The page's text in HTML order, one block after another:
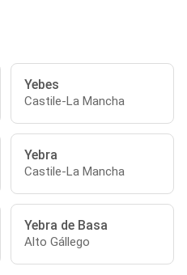
Yebes
Castile-La Mancha
Yebra
Castile-La Mancha
Yebra de Basa
Alto Gállego